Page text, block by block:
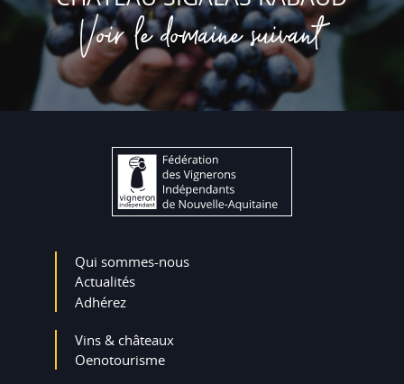
Voir le domaine suivant
Qui sommes-nous
Actualités
Adhérez
Vins & châteaux
Oenotourisme